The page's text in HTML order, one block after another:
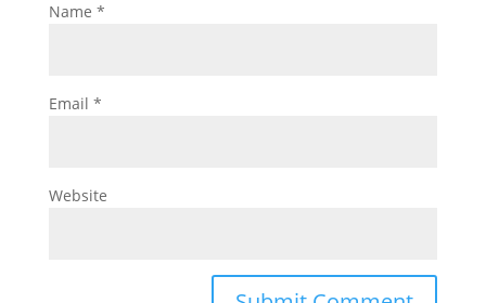
Name *
Email *
Website